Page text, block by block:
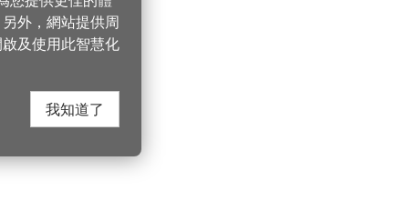
外，網站提供周
及使用此智慧化
我知道了